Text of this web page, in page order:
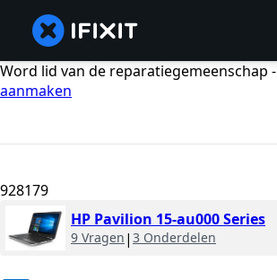
Word lid van de reparatiegemeenschap -
aanmaken
928179
HP Pavilion 15-au000 Series
9 Vragen | 3 Onderdelen